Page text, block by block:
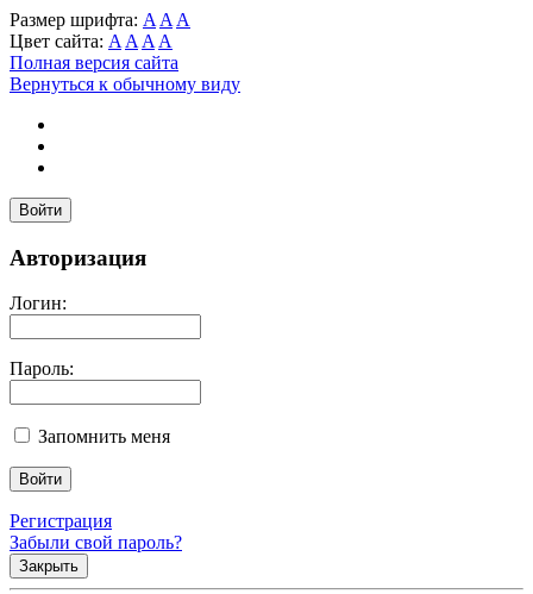
Размер шрифта: A A A
Цвет сайта: A A A A
Полная версия сайта
Вернуться к обычному виду
Войти
Авторизация
Логин:
Пароль:
Запомнить меня
Регистрация
Забыли свой пароль?
Закрыть